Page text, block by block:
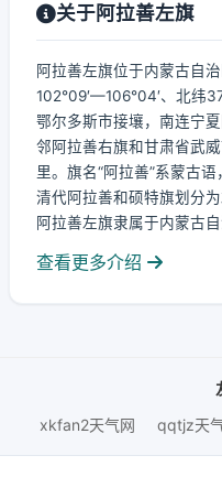
关于阿拉善左旗
阿拉善左旗位于内蒙古自
102°09′—106°04′、北纬
鄂尔多斯市接壤，南连宁
邻阿拉善右旗和甘肃省武
里。旗名“阿拉善”系蒙古语
清代阿拉善和硕特旗划分
阿拉善左旗隶属于内蒙古
查看更多介绍
xkfan2天气网
qqtjz天